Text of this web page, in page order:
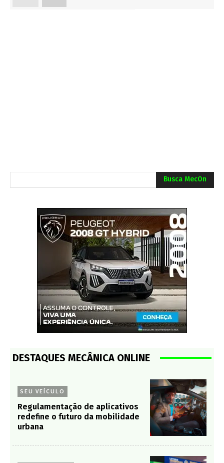
Busca MecOn
DESTAQUES MECÂNICA ONLINE
SEU VEÍCULO
Regulamentação de aplicativos
redefine o futuro da mobilidade
urbana